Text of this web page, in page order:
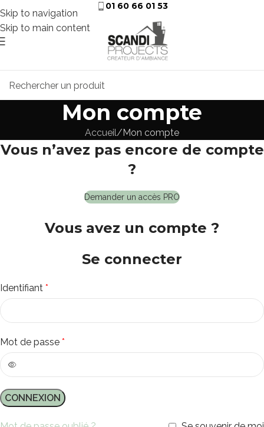
Skip to navigation
Skip to main content
01 60 66 01 53
Mon compte
Accueil Mon compte
Vous n’avez pas encore de compte
?
Demander un accès PRO
Vous avez un compte ?
Se connecter
Identifiant *
Mot de passe *
CONNEXION